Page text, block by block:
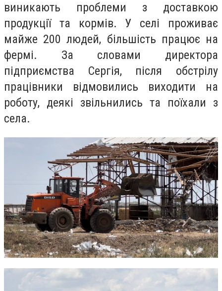
виникають проблеми з доставкою
продукції та кормів. У селі проживає
майже 200 людей, більшість працює на
фермі. За словами директора
підприємства Сергія, після обстрілу
працівники відмовились виходити на
роботу, деякі звільнились та поїхали з
села.